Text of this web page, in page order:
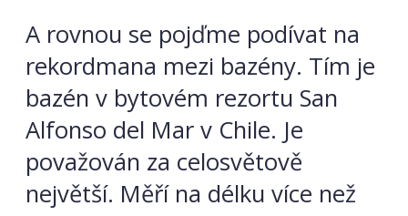
A rovnou se pojďme podívat na
rekordmana mezi bazény. Tím je
bazén v bytovém rezortu San
Alfonso del Mar v Chile. Je
považován za celosvětově
největší. Měří na délku více než